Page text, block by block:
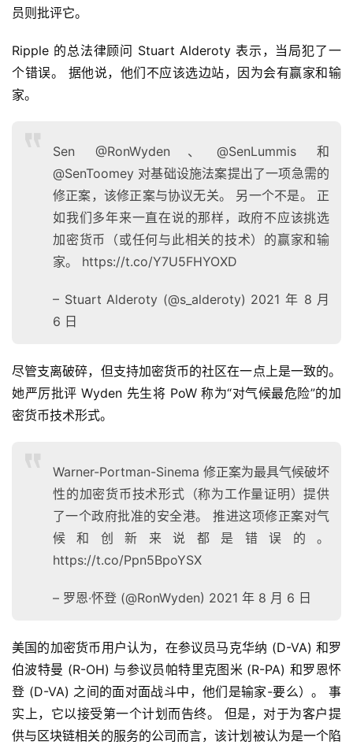
首
9
9
9
指
数
员则批评它。
Ripple 的总法律顾问 Stuart Alderoty 表示，当局犯了一
个错误。 据他说，他们不应该选边站，因为会有赢家和输
家。
Sen @RonWyden、@SenLummis 和
@SenToomey 对基础设施法案提出了一项急需的
修正案，该修正案与协议无关。 另一个不是。 正
如我们多年来一直在说的那样，政府不应该挑选
加密货币（或任何与此相关的技术）的赢家和输
家。 https://t.co/Y7U5FHYOXD
– Stuart Alderoty (@s_alderoty) 2021 年 8 月
6 日
尽管支离破碎，但支持加密货币的社区在一点上是一致的。
她严厉批评 Wyden 先生将 PoW 称为“对气候最危险”的加
密货币技术形式。
Warner-Portman-Sinema 修正案为最具气候破坏
性的加密货币技术形式（称为工作量证明）提供
了一个政府批准的安全港。 推进这项修正案对气
候和创新来说都是错误的。
https://t.co/Ppn5BpoYSX
– 罗恩·怀登 (@RonWyden) 2021 年 8 月 6 日
美国的加密货币用户认为，在参议员马克华纳 (D-VA) 和罗
伯波特曼 (R-OH) 与参议员帕特里克图米 (R-PA) 和罗恩怀
登 (D-VA) 之间的面对面战斗中，他们是输家-要么）。 事
实上，它以接受第一个计划而告终。 但是，对于为客户提
供与区块链相关的服务的公司而言，该计划被认为是一个陷